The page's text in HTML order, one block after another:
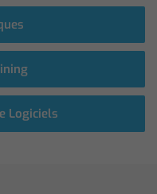
Logiciels